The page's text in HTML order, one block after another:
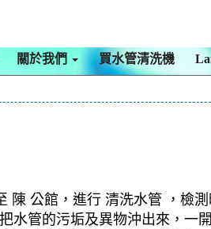
關於我們 買水管清洗機
公館，進行 清洗水管 ，檢
管的污垢及異物沖出來，一